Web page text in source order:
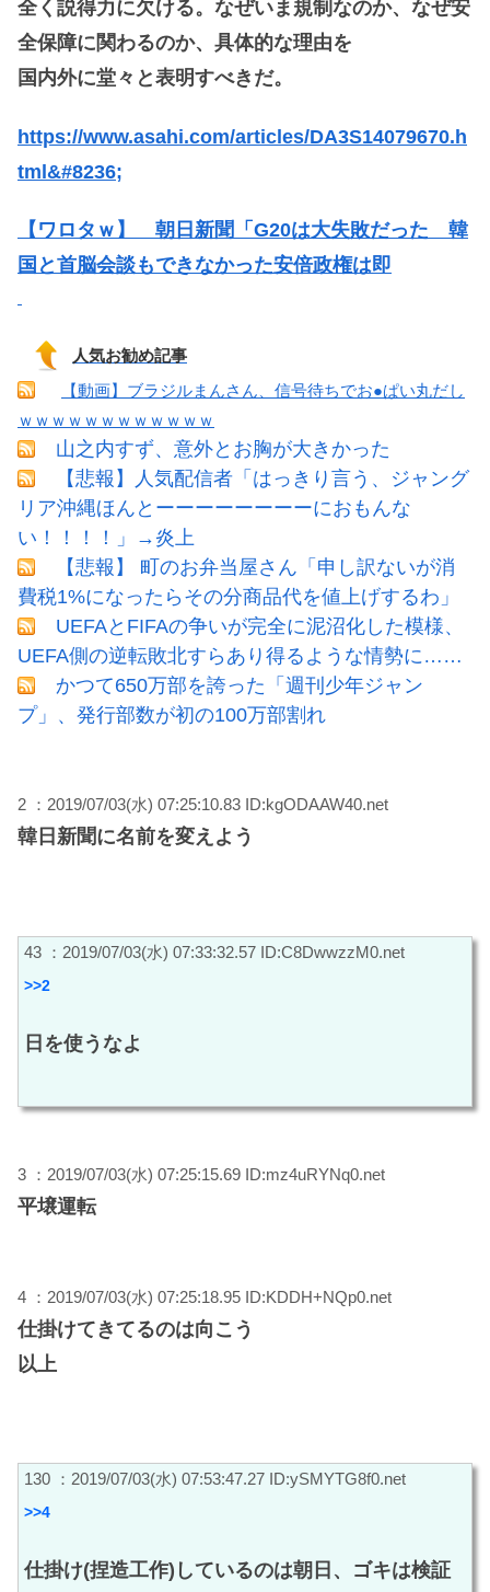
全く説得力に欠ける。なぜいま規制なのか、なぜ安
全保障に関わるのか、具体的な理由を
国内外に堂々と表明すべきだ。
https://www.asahi.com/articles/DA3S14079670.h
tml&#8236;
【ワロタｗ】 朝日新聞「G20は大失敗だった 韓
国と首脳会談もできなかった安倍政権は即
人気お勧め記事
【動画】ブラジルまんさん、信号待ちでお●ぱい丸だし
ｗｗｗｗｗｗｗｗｗｗｗｗ
山之内すず、意外とお胸が大きかった
【悲報】人気配信者「はっきり言う、ジャング
リア沖縄ほんとーーーーーーーーにおもんな
い！！！！」→炎上
【悲報】 町のお弁当屋さん「申し訳ないが消
費税1%になったらその分商品代を値上げするわ」
UEFAとFIFAの争いが完全に泥沼化した模様、
UEFA側の逆転敗北すらあり得るような情勢に……
かつて650万部を誇った「週刊少年ジャン
プ」、発行部数が初の100万部割れ
2 ：2019/07/03(水) 07:25:10.83 ID:kgODAAW40.net
韓日新聞に名前を変えよう
43 ：2019/07/03(水) 07:33:32.57 ID:C8DwwzzM0.net
>>2
日を使うなよ
3 ：2019/07/03(水) 07:25:15.69 ID:mz4uRYNq0.net
平壌運転
4 ：2019/07/03(水) 07:25:18.95 ID:KDDH+NQp0.net
仕掛けてきてるのは向こう
以上
130 ：2019/07/03(水) 07:53:47.27 ID:ySMYTG8f0.net
>>4
仕掛け(捏造工作)しているのは朝日、ゴキは検証